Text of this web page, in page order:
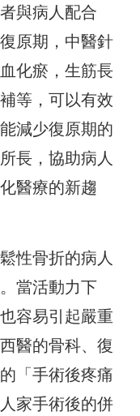
與病人配合
原期， 中醫針
化瘀， 生筋長
等， 可以有效
減少復原期的
長， 協助病人
醫療的新趨
性骨折的病人
當活動力下
也容易引起嚴重
醫的骨科、復
「手術後疼痛
家手術後的併